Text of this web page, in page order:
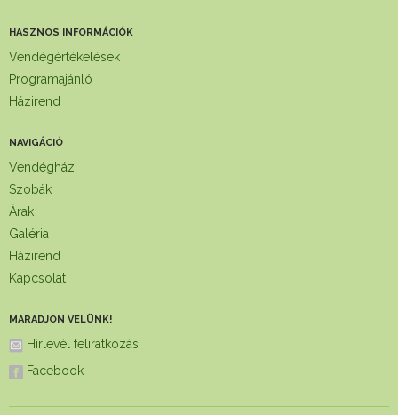
HASZNOS INFORMÁCIÓK
Vendégértékelések
Programajánló
Házirend
NAVIGÁCIÓ
Vendégház
Szobák
Árak
Galéria
Házirend
Kapcsolat
MARADJON VELÜNK!
Hírlevél feliratkozás
Facebook